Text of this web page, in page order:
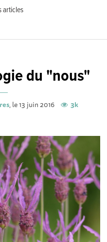
articles
du "nous"
, le 13 juin 2016 3k